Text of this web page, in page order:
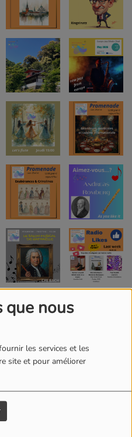
que nous
les services et les
site et pour améliorer